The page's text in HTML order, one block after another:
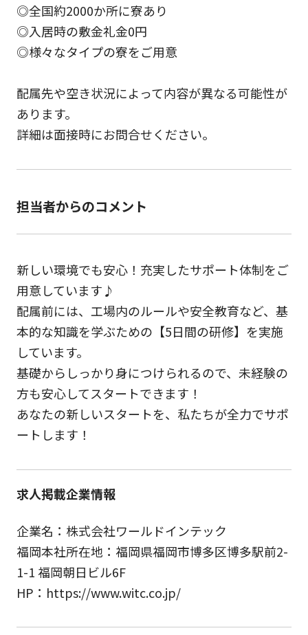
◎全国約2000か所に寮あり
◎入居時の敷金礼金0円
◎様々なタイプの寮をご用意
配属先や空き状況によって内容が異なる可能性が
あります。
詳細は面接時にお問合せください。
担当者からのコメント
新しい環境でも安心！充実したサポート体制をご
用意しています♪
配属前には、工場内のルールや安全教育など、基
本的な知識を学ぶための【5日間の研修】を実施
しています。
基礎からしっかり身につけられるので、未経験の
方も安心してスタートできます！
あなたの新しいスタートを、私たちが全力でサポ
ートします！
求人掲載企業情報
企業名：株式会社ワールドインテック
福岡本社所在地：福岡県福岡市博多区博多駅前2-
1-1 福岡朝日ビル6F
HP：https://www.witc.co.jp/